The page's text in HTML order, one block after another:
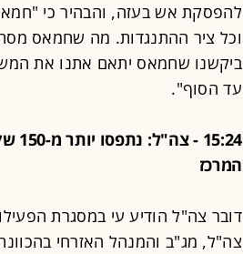
להפסקת אש בעזה, והבהיר כי
וכל ציר ההתנגדות. מה שחמאס
ביקשנו שחמאס יתאם אתנו את המשא
עד הסוף".
המרכז
דובר צה"ל הודיע עי במסגרת
צה"ל, מג"ב והמנהל האזרחי